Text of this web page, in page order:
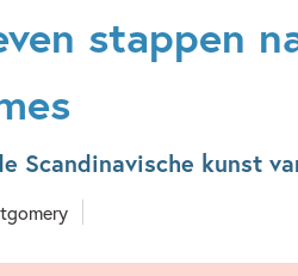
stappen
Scandinavische kunst